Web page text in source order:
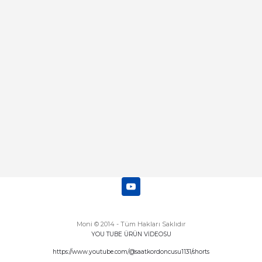
Moni © 2014 - Tüm Hakları Saklıdır
YOU TUBE ÜRÜN VİDEOSU
https://www.youtube.com/@saatkordoncusu1131/shorts